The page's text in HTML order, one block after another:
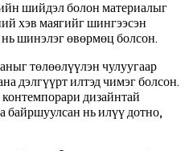
шийдэл болон материалыг
хэв маягийг шингээсэн
шинэлэг өвөрмөц болсон.
төлөөлүүлэн чулуугаар
дэлгүүрт илтэд чимэг болсон.
дизайнтай
байршуулсан нь илүү дотно,